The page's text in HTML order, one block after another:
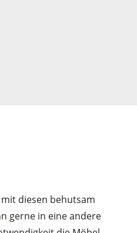
diesen behutsam
gerne in eine andere